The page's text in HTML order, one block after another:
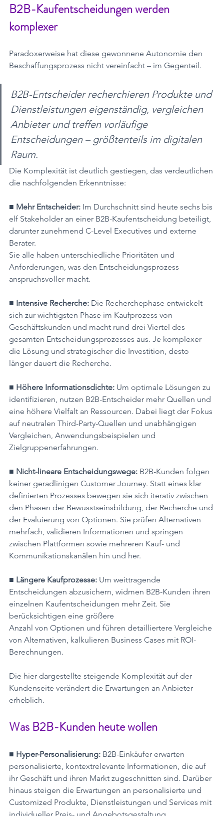
B2B-Kaufentscheidungen werden
komplexer
Paradoxerweise hat diese gewonnene Autonomie den
Beschaffungsprozess nicht vereinfacht – im Gegenteil.
B2B-Entscheider recherchieren Produkte und
Dienstleistungen eigenständig, vergleichen
Anbieter und treffen vorläufige
Entscheidungen – größtenteils im digitalen
Raum.
Die Komplexität ist deutlich gestiegen, das verdeutlichen
die nachfolgenden Erkenntnisse:
■ Mehr Entscheider: Im Durchschnitt sind heute sechs bis
elf Stakeholder an einer B2B-Kaufentscheidung beteiligt,
darunter zunehmend C-Level Executives und externe
Berater.
Sie alle haben unterschiedliche Prioritäten und
Anforderungen, was den Entscheidungsprozess
anspruchsvoller macht.
■ Intensive Recherche: Die Recherchephase entwickelt
sich zur wichtigsten Phase im Kaufprozess von
Geschäftskunden und macht rund drei Viertel des
gesamten Entscheidungsprozesses aus. Je komplexer
die Lösung und strategischer die Investition, desto
länger dauert die Recherche.
■ Höhere Informationsdichte: Um optimale Lösungen zu
identifizieren, nutzen B2B-Entscheider mehr Quellen und
eine höhere Vielfalt an Ressourcen. Dabei liegt der Fokus
auf neutralen Third-Party-Quellen und unabhängigen
Vergleichen, Anwendungsbeispielen und
Zielgruppenerfahrungen.
■ Nicht-lineare Entscheidungswege: B2B-Kunden folgen
keiner geradlinigen Customer Journey. Statt eines klar
definierten Prozesses bewegen sie sich iterativ zwischen
den Phasen der Bewusstseinsbildung, der Recherche und
der Evaluierung von Optionen. Sie prüfen Alternativen
mehrfach, validieren Informationen und springen
zwischen Plattformen sowie mehreren Kauf- und
Kommunikationskanälen hin und her.
■ Längere Kaufprozesse: Um weittragende
Entscheidungen abzusichern, widmen B2B-Kunden ihren
einzelnen Kaufentscheidungen mehr Zeit. Sie
berücksichtigen eine größere
Anzahl von Optionen und führen detailliertere Vergleiche
von Alternativen, kalkulieren Business Cases mit ROI-
Berechnungen.
Die hier dargestellte steigende Komplexität auf der
Kundenseite verändert die Erwartungen an Anbieter
erheblich.
Was B2B-Kunden heute wollen
■ Hyper-Personalisierung: B2B-Einkäufer erwarten
personalisierte, kontextrelevante Informationen, die auf
ihr Geschäft und ihren Markt zugeschnitten sind. Darüber
hinaus steigen die Erwartungen an personalisierte und
Customized Produkte, Dienstleistungen und Services mit